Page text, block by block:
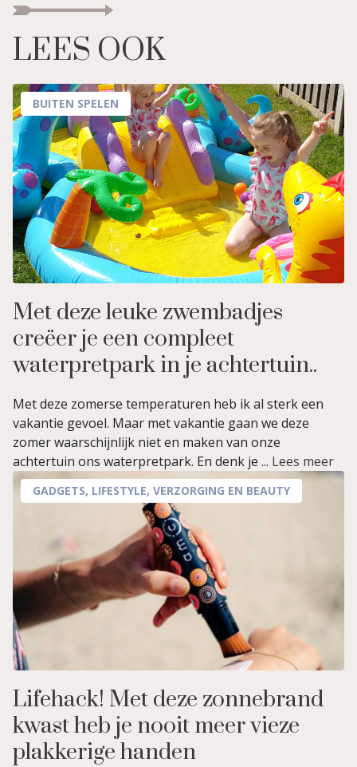
LEES OOK
BUITEN SPELEN
Met deze leuke zwembadjes
creëer je een compleet
waterpretpark in je achtertuin..
Met deze zomerse temperaturen heb ik al sterk een
vakantie gevoel. Maar met vakantie gaan we deze
zomer waarschijnlijk niet en maken van onze
achtertuin ons waterpretpark. En denk je ... Lees meer
GADGETS, LIFESTYLE, VERZORGING EN BEAUTY
Lifehack! Met deze zonnebrand
kwast heb je nooit meer vieze
plakkerige handen